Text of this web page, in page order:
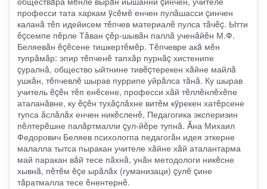
професси тата харкам ÿсĕмĕ енчен пулăшасси çинчен
каланă тĕп идейисем тĕпчев материалĕ пулса тăчĕç. Ытти
ĕçсемпе пĕрле Тăван çĕр-шывăн паллă ученăйĕн М.Ф.
Беляевăн ĕçĕсене тишкертĕмĕр. Тĕпчевре акă мĕн
тупрăмăр: эпир тĕпченĕ тапхăр пурнăç хистенипе
çуралнă, общество ыйтнине тивĕçтерекен хăйне майлă
ушкăн, тĕпчевлĕ шырав пуррипе уйрăлса тăнă. Ку шырав
учитель ĕçĕн тĕп енĕсене, професси хăй тĕллĕнлĕхĕпе
аталанăвне, ку ĕçĕн тухăçлăхне витĕм кÿрекен хатĕрсене
тупса ăслăлăх енчен никĕсленĕ, Педагогика эксперизин
пĕлтерĕшне палăртмалли çул-йĕре тупнă. Ăна Михаил
Федорович Беляев психологпа педагогăн идея эткерне
малалла тытса пыракан учителе хăйне хăй аталантарма
май паракан вăй тесе пăхнă, унăн методологи никĕсне
хывнă, пĕтĕм ĕçе ырăлăх (гуманизаци) çулĕ çине
тăратмалла тесе ĕнентернĕ.